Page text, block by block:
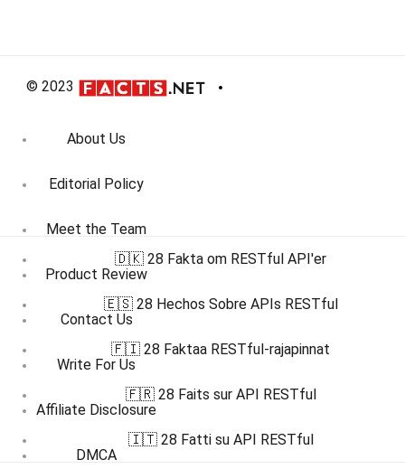
© 2023
About Us
Editorial Policy
Meet the Team
Product Review
Contact Us
Write For Us
Affiliate Disclosure
DMCA
🇩🇰 28 Fakta om RESTful API'er
🇪🇸 28 Hechos Sobre APIs RESTful
🇫🇮 28 Faktaa RESTful-rajapinnat
🇫🇷 28 Faits sur API RESTful
🇮🇹 28 Fatti su API RESTful